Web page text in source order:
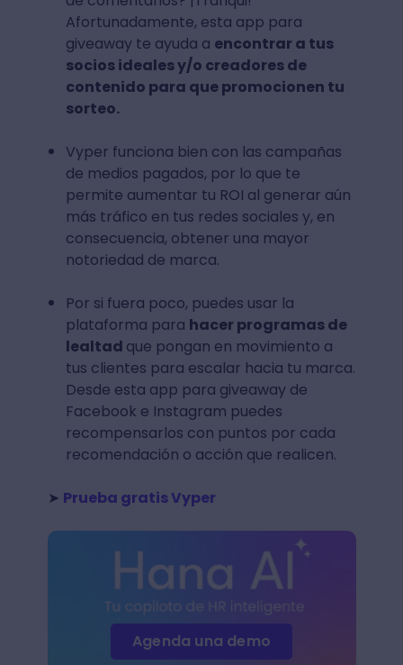
Afortunadamente, esta app para
giveaway te ayuda a encontrar a tus
socios ideales y/o creadores de
contenido para que promocionen tu
sorteo.
Vyper funciona bien con las campañas
de medios pagados, por lo que te
permite aumentar tu ROI al generar aún
más tráfico en tus redes sociales y, en
consecuencia, obtener una mayor
notoriedad de marca.
Por si fuera poco, puedes usar la
plataforma para hacer programas de
lealtad que pongan en movimiento a
tus clientes para escalar hacia tu marca.
Desde esta app para giveaway de
Facebook e Instagram puedes
recompensarlos con puntos por cada
recomendación o acción que realicen.
➤ Prueba gratis Vyper
Agenda una demo